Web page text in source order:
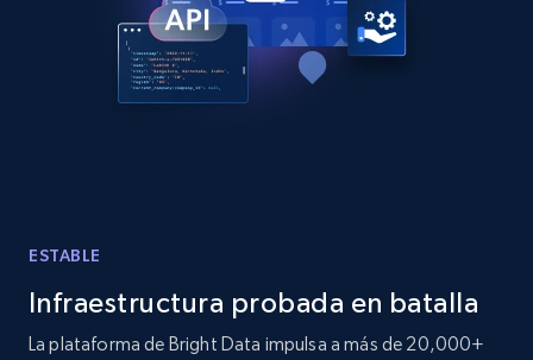
ESTABLE
Infraestructura probada en batalla
La plataforma de Bright Data impulsa a más de 20,000+